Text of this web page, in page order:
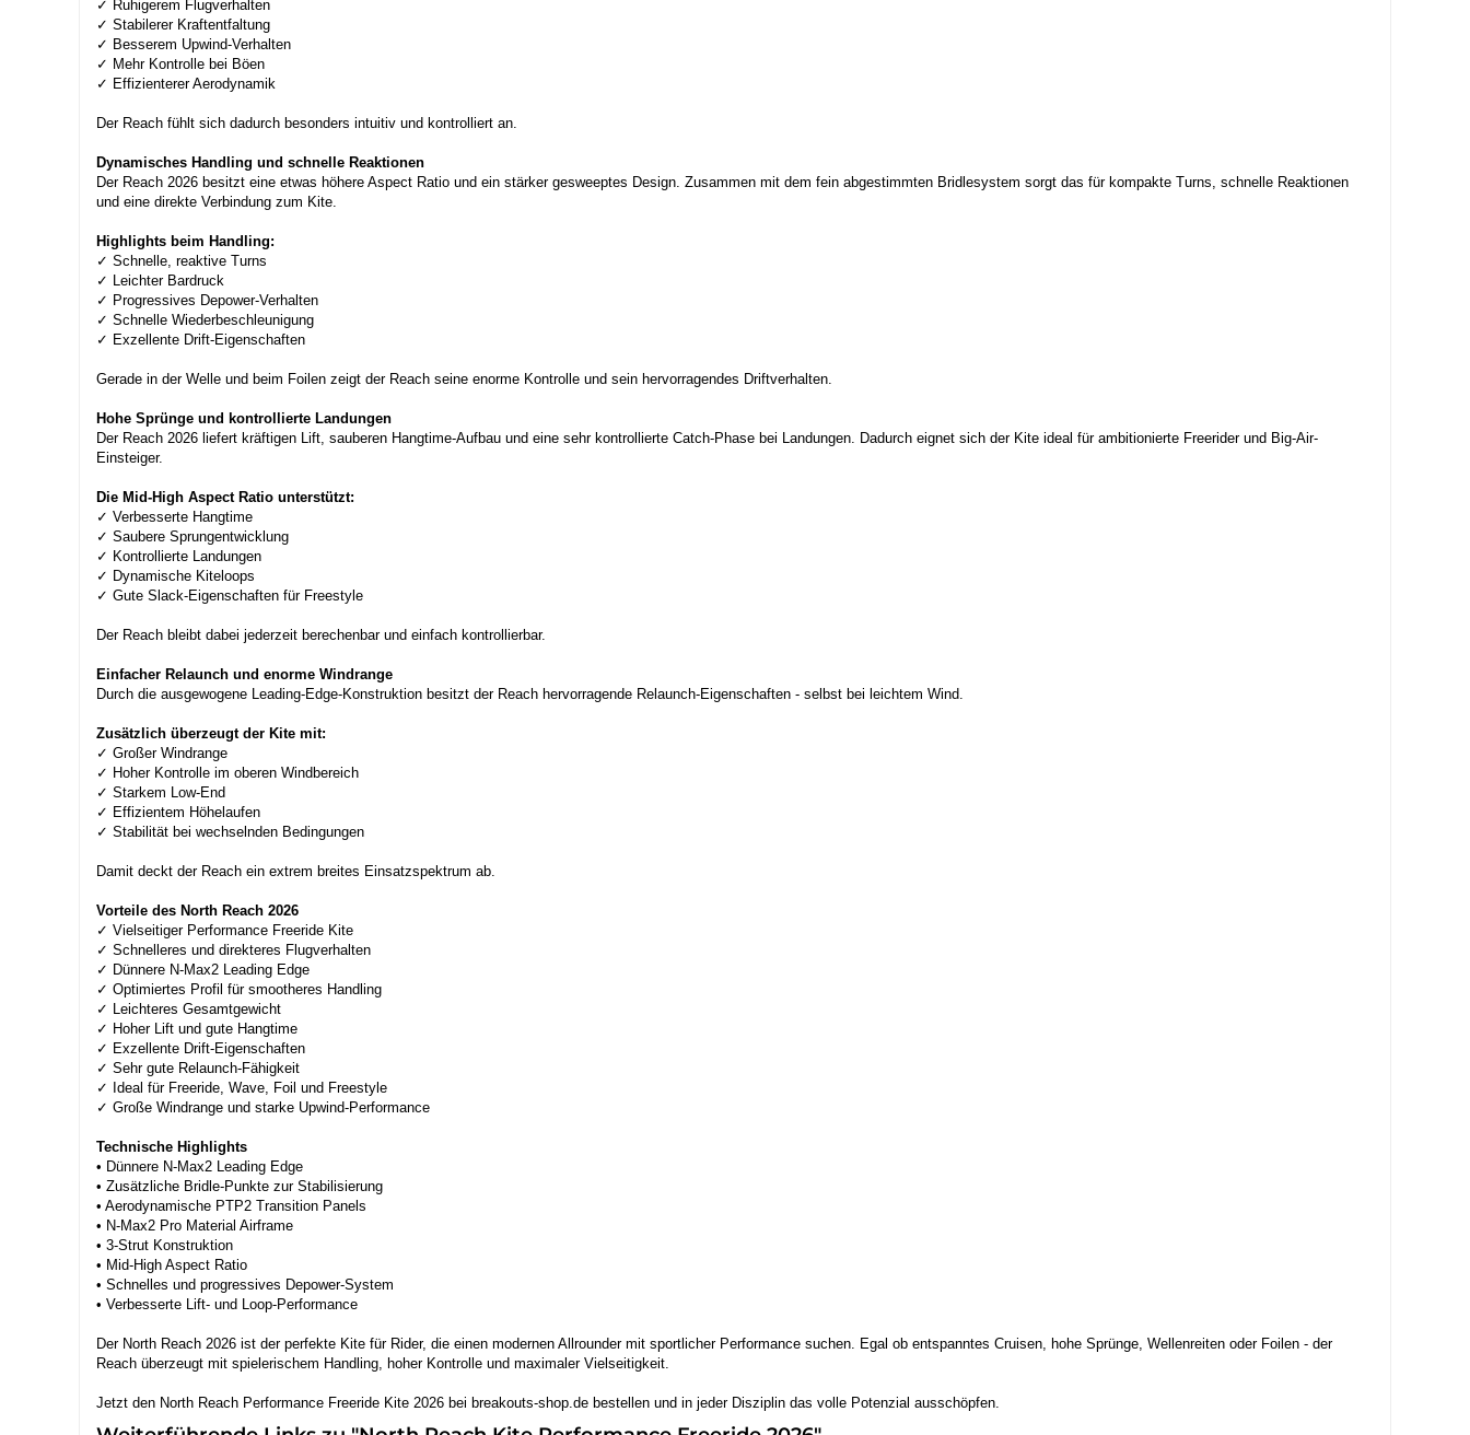
✓ Ruhigerem Flugverhalten
✓ Stabilerer Kraftentfaltung
✓ Besserem Upwind-Verhalten
✓ Mehr Kontrolle bei Böen
✓ Effizienterer Aerodynamik
Der Reach fühlt sich dadurch besonders intuitiv und kontrolliert an.
Dynamisches Handling und schnelle Reaktionen
Der Reach 2026 besitzt eine etwas höhere Aspect Ratio und ein stärker gesweeptes Design. Zusammen mit dem fein abgestimmten Bridlesystem sorgt das für kompakte Turns, schnelle Reaktionen
und eine direkte Verbindung zum Kite.
Highlights beim Handling:
✓ Schnelle, reaktive Turns
✓ Leichter Bardruck
✓ Progressives Depower-Verhalten
✓ Schnelle Wiederbeschleunigung
✓ Exzellente Drift-Eigenschaften
Gerade in der Welle und beim Foilen zeigt der Reach seine enorme Kontrolle und sein hervorragendes Driftverhalten.
Hohe Sprünge und kontrollierte Landungen
Der Reach 2026 liefert kräftigen Lift, sauberen Hangtime-Aufbau und eine sehr kontrollierte Catch-Phase bei Landungen. Dadurch eignet sich der Kite ideal für ambitionierte Freerider und Big-Air-
Einsteiger.
Die Mid-High Aspect Ratio unterstützt:
✓ Verbesserte Hangtime
✓ Saubere Sprungentwicklung
✓ Kontrollierte Landungen
✓ Dynamische Kiteloops
✓ Gute Slack-Eigenschaften für Freestyle
Der Reach bleibt dabei jederzeit berechenbar und einfach kontrollierbar.
Einfacher Relaunch und enorme Windrange
Durch die ausgewogene Leading-Edge-Konstruktion besitzt der Reach hervorragende Relaunch-Eigenschaften - selbst bei leichtem Wind.
Zusätzlich überzeugt der Kite mit:
✓ Großer Windrange
✓ Hoher Kontrolle im oberen Windbereich
✓ Starkem Low-End
✓ Effizientem Höhelaufen
✓ Stabilität bei wechselnden Bedingungen
Damit deckt der Reach ein extrem breites Einsatzspektrum ab.
Vorteile des North Reach 2026
✓ Vielseitiger Performance Freeride Kite
✓ Schnelleres und direkteres Flugverhalten
✓ Dünnere N-Max2 Leading Edge
✓ Optimiertes Profil für smootheres Handling
✓ Leichteres Gesamtgewicht
✓ Hoher Lift und gute Hangtime
✓ Exzellente Drift-Eigenschaften
✓ Sehr gute Relaunch-Fähigkeit
✓ Ideal für Freeride, Wave, Foil und Freestyle
✓ Große Windrange und starke Upwind-Performance
Technische Highlights
• Dünnere N-Max2 Leading Edge
• Zusätzliche Bridle-Punkte zur Stabilisierung
• Aerodynamische PTP2 Transition Panels
• N-Max2 Pro Material Airframe
• 3-Strut Konstruktion
• Mid-High Aspect Ratio
• Schnelles und progressives Depower-System
• Verbesserte Lift- und Loop-Performance
Der North Reach 2026 ist der perfekte Kite für Rider, die einen modernen Allrounder mit sportlicher Performance suchen. Egal ob entspanntes Cruisen, hohe Sprünge, Wellenreiten oder Foilen - der
Reach überzeugt mit spielerischem Handling, hoher Kontrolle und maximaler Vielseitigkeit.
Jetzt den North Reach Performance Freeride Kite 2026 bei breakouts-shop.de bestellen und in jeder Disziplin das volle Potenzial ausschöpfen.